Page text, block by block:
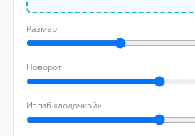
Размер
Поворот
Изгиб «лодочкой»